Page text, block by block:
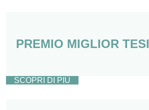
PREMIO MIGLIOR TESI
SCOPRI DI PIÙ